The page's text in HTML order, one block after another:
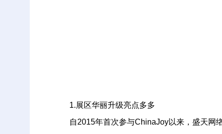
1.展区华丽升级亮点多多
自2015年首次参与ChinaJoy以来，盛天网